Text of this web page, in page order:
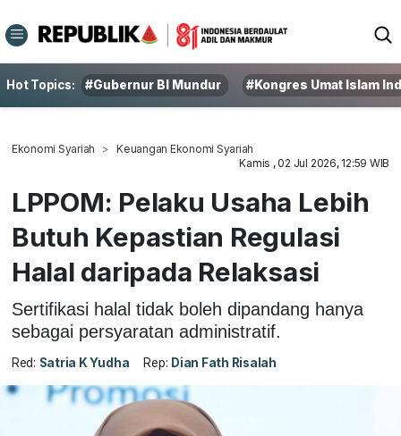
Hot Topics: #Gubernur BI Mundur #Kongres Umat Islam
Ekonomi Syariah
Keuangan Ekonomi Syariah
Kamis , 02 Jul 2026, 12:59 WIB
LPPOM: Pelaku Usaha Lebih
Butuh Kepastian Regulasi
Halal daripada Relaksasi
Sertifikasi halal tidak boleh dipandang hanya
sebagai persyaratan administratif.
Red: Satria K Yudha Rep: Dian Fath Risalah